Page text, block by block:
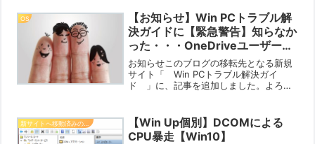
「 Win PCトラブル解決ガイド 」に...
OS
【お知らせ】Win PCトラブル解
決ガイドに【緊急警告】知らなか
った・・・OneDriveユーザーは
絶対確認！クイックアクセスから
ファイルを削除したらデータ消失
の危険！【2025/05/18】を追加
お知らせこのブログの移転先となる新規
サイト「 Win PCトラブル解決ガイ
ド 」に、記事を追加しました。よろし
確認！クイックアクセスからファイルを
削除したらデー...
【Win Up個別】DCOMによる
CPU暴走【Win10】